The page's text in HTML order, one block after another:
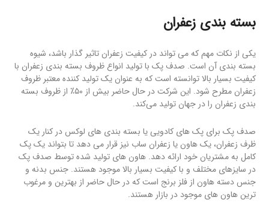
بسته بندی زعفران
یکی از نکات مهم که می تواند در کیفیت زعفران تاثیر گذار باشد، شیوه
بسته بندی آن است. صدف پک با تولید انواع ظروف بسته بندی زعفران با
کیفیت بسیار بالا توانسته است که به عنوان یک تولید کننده معتبر ظروف
زعفران مطرح شود. این شرکت در حال حاضر بیش از ۵۰٪ از ظروف بسته
بندی زعفران را در جهان تولید می‌کند.
صدف پک برای پک های کادویی یا بسته بندی های لوکس در کنار یک
ظرف زعفران، یک هاون یا زعفران ساب نیز قرار می دهد تا بتواند یک پک
کامل به مشتریان خود ارائه دهد. هاون های تولید شده توسط صدف پک
در سایزهای مختلف و با کیفیت بسیار بالا موجود هستند. جنس بدنه و
جنس دسته هاون از فلز برنج است که در حال حاضر از بهترین و مرغوب
ترین هاون های موجود در بازار هستند.